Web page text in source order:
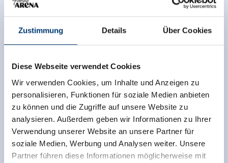
Zustimmung Details Über Cookies
Diese Webseite verwendet Cookies
Wir verwenden Cookies, um Inhalte und Anzeigen zu
personalisieren, Funktionen für soziale Medien anbieten
zu können und die Zugriffe auf unsere Website zu
analysieren. Außerdem geben wir Informationen zu Ihrer
Verwendung unserer Website an unsere Partner für
soziale Medien, Werbung und Analysen weiter. Unsere
Partner führen diese Informationen möglicherweise mit
Montag 08:00 - 22:00
Mittwoch
Links
Homepage
Zurück zur Übersicht